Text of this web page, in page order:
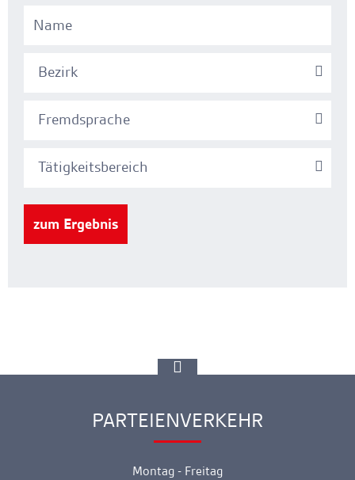
Bezirk
Fremdsprache
Tätigkeitsbereich
zum Ergebnis
Ankerlink
PARTEIENVERKEHR
Montag - Freitag
zur